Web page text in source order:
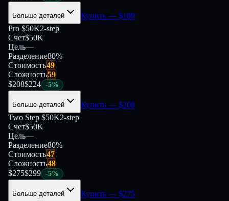
Больше деталей Купить — $189
Pro $50K2-step
Счет$50K
Цель—
Разделение80%
Стоимость49
Сложность59
$208$224 -5%
Больше деталей Купить — $208
Two Step $50K2-step
Счет$50K
Цель—
Разделение80%
Стоимость47
Сложность48
$275$299 -5%
Больше деталей Купить — $275